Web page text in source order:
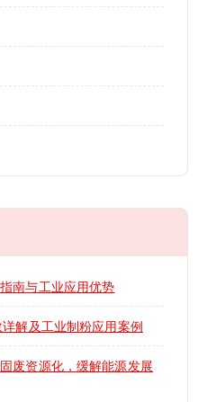
南与工业应用优势
解及工业制粉应用案例
废资源化，缓解能源发展